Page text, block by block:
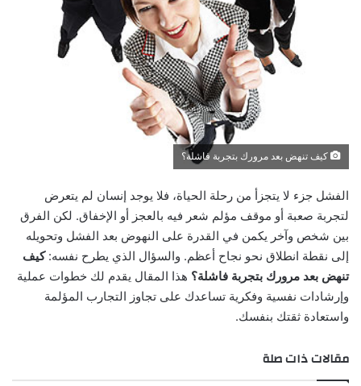
كيف تنهض بعد مرورك بتجربة فاشلة؟
الفشل جزء لا يتجزأ من رحلة الحياة، فلا يوجد إنسان لم يتعرض
لتجربة صعبة أو موقف مؤلم شعر فيه بالعجز أو الإخفاق. لكن الفرق
بين شخص وآخر يكمن في القدرة على النهوض بعد الفشل وتحويله
إلى نقطة انطلاق نحو نجاح أعظم. والسؤال الذي يطرح نفسه:كيف
تنهض بعد مرورك بتجربة فاشلة؟ هذا المقال يقدم لك خطوات عملية
وإرشادات نفسية وفكرية تساعدك على تجاوز التجارب المؤلمة
واستعادة ثقتك بنفسك.
مقالات ذات صلة